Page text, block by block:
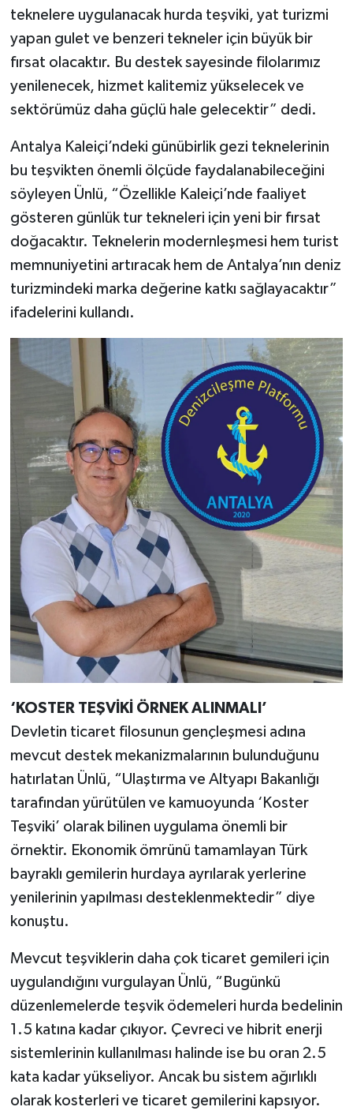
teknelere uygulanacak hurda teşviki, yat turizmi
yapan gulet ve benzeri tekneler için büyük bir
fırsat olacaktır. Bu destek sayesinde filolarımız
yenilenecek, hizmet kalitemiz yükselecek ve
sektörümüz daha güçlü hale gelecektir” dedi.
Antalya Kaleiçi’ndeki günübirlik gezi teknelerinin
bu teşvikten önemli ölçüde faydalanabileceğini
söyleyen Ünlü, “Özellikle Kaleiçi’nde faaliyet
gösteren günlük tur tekneleri için yeni bir fırsat
doğacaktır. Teknelerin modernleşmesi hem turist
memnuniyetini artıracak hem de Antalya’nın deniz
turizmindeki marka değerine katkı sağlayacaktır”
ifadelerini kullandı.
‘KOSTER TEŞVİKİ ÖRNEK ALINMALI’
Devletin ticaret filosunun gençleşmesi adına
mevcut destek mekanizmalarının bulunduğunu
hatırlatan Ünlü, “Ulaştırma ve Altyapı Bakanlığı
tarafından yürütülen ve kamuoyunda ‘Koster
Teşviki’ olarak bilinen uygulama önemli bir
örnektir. Ekonomik ömrünü tamamlayan Türk
bayraklı gemilerin hurdaya ayrılarak yerlerine
yenilerinin yapılması desteklenmektedir” diye
konuştu.
Mevcut teşviklerin daha çok ticaret gemileri için
uygulandığını vurgulayan Ünlü, “Bugünkü
düzenlemelerde teşvik ödemeleri hurda bedelinin
1.5 katına kadar çıkıyor. Çevreci ve hibrit enerji
sistemlerinin kullanılması halinde ise bu oran 2.5
kata kadar yükseliyor. Ancak bu sistem ağırlıklı
olarak kosterleri ve ticaret gemilerini kapsıyor.